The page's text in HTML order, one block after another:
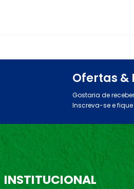
Ofertas &
Gostaria de
Inscreva-se e
INSTITUCIONAL